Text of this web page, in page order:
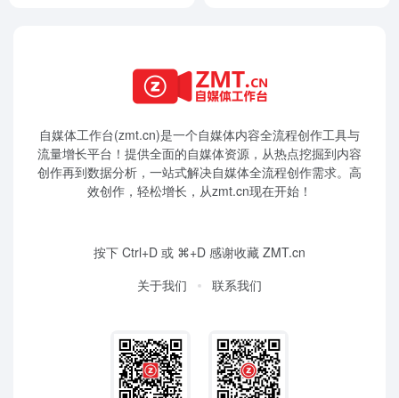
自媒体工作台(zmt.cn)是一个自媒体内容全流程创作工具与
流量增长平台！提供全面的自媒体资源，从热点挖掘到内容
创作再到数据分析，一站式解决自媒体全流程创作需求。高
效创作，轻松增长，从zmt.cn现在开始！
按下 Ctrl+D 或 ⌘+D 感谢收藏 ZMT.cn
关于我们
联系我们